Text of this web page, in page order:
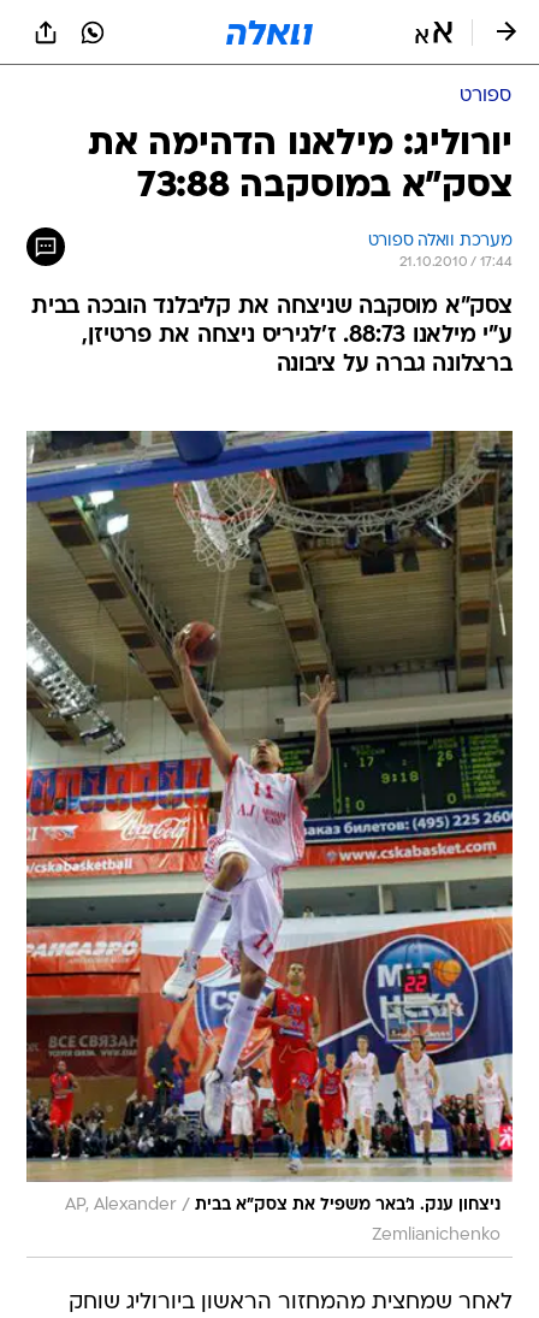
ספורט
יורוליג: מילאנו הדהימה את
צסק"א במוסקבה 73:88
מערכת וואלה ספורט
21.10.2010 / 17:44
צסק"א מוסקבה שניצחה את קליבלנד הובכה בבית
ע"י מילאנו 88:73. ז'לגיריס ניצחה את פרטיזן,
ברצלונה גברה על ציבונה
ניצחון ענק. ג'באר משפיל את צסק"א בבית /
AP, Alexander
Zemlianichenko
לאחר שמחצית מהמחזור הראשון ביורוליג שוחק